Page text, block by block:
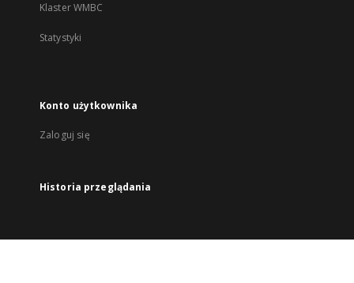
Klaster WMBC
Statystyki
Konto użytkownika
Zaloguj się
Historia przeglądania